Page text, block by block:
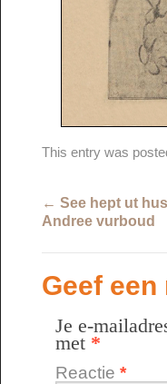
This entry was
← See hept ut
Andree vurboud
Geef een
Je e-
met *
Reactie *